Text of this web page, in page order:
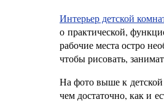
Интерьер детской
о практической,
рабочие места остро
чтобы рисовать,
На фото выше к
чем достаточно, как и